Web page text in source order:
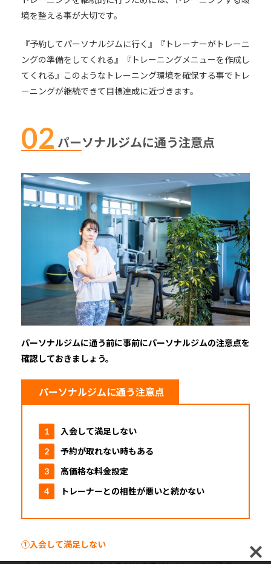
境を整える事が大切です。
『予約してパーソナルジムに行く』『トレーナーがトレーニ
ングの準備をしてくれる』『トレーニングメニューを作成し
てくれる』このようなトレーニング環境を確保する事でトレ
ーニングが継続できて目標達成に近づきます。
パーソナルジムに通う注意点
パーソナルジムに通う前に事前にパーソナルジムの注意点を
確認しておきましょう。
パーソナルジムに通う注意点
入会して満足しない
予約が取れない時もある
高価格な料金設定
トレーナーとの相性が悪いと続かない
①入会して満足しない